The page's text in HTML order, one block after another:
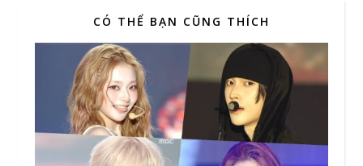
CÓ THỂ BẠN CŨNG THÍCH